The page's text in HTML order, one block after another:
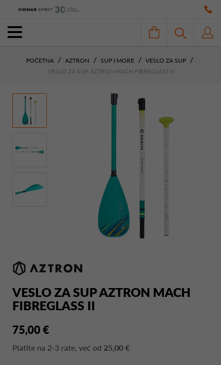
POČETNA AZTRON SUP I MORE
VESLO ZA SUP
VESLO ZA SUP AZTRON MACH FIBREGLASS II
VESLO ZA SUP AZTRON MACH
FIBREGLASS II
75,00 €
Platite na 2-3 rate, već od 25,00 €